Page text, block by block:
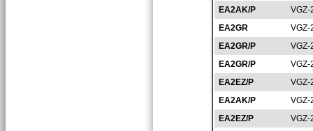
EA2AK/P
VGZ-
EA2GR
VGZ-
EA2GR/P
VGZ-
EA2GR/P
VGZ-
EA2EZ/P
VGZ-
EA2AK/P
VGZ-
EA2EZ/P
VGZ-